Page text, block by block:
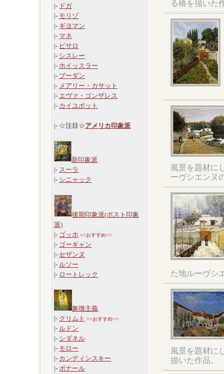
|- ドガ
|- モリゾ
|- ギヨマン
|- マネ
|- ピサロ
|- シスレー
|- ホイッスラー
|- ブーダン
|- メアリー・カサット
|- エヴァ・ゴンザレス
|- カイユボット
|- ☆注目☆アメリカ印象派
新印象派
|- スーラ
|- シニャック
後期印象派(ポスト印象
派)
|- ゴッホ >>おすすめ<<
|- ゴーギャン
|- セザンヌ
|- ルソー
|- ロートレック
象徴主義
|- クリムト >>おすすめ<<
|- ルドン
|- シダネル
|- モロー
|- カンディンスキー
|- ボナール
る橋を描いた
風景を題材に
ーヴシエンヌ
た地ルーヴシ
風景を題材に
描いた作品。